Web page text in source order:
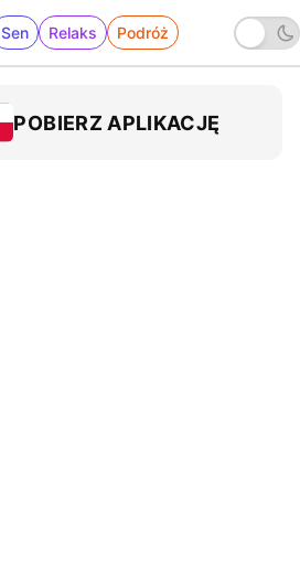
Sen Relaks Podróż
POBIERZ APLIKACJĘ